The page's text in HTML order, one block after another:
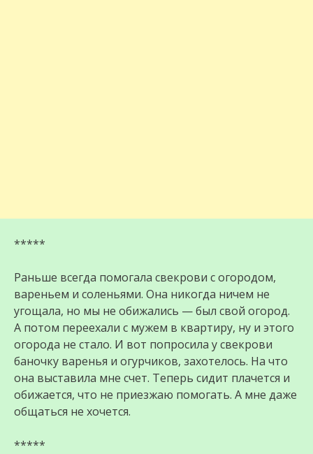
*****
Раньше всегда помогала свекрови с огородом,
вареньем и соленьями. Она никогда ничем не
угощала, но мы не обижались — был свой огород.
А потом переехали с мужем в квартиру, ну и этого
огорода не стало. И вот попросила у свекрови
баночку варенья и огурчиков, захотелось. На что
она выставила мне счет. Теперь сидит плачется и
обижается, что не приезжаю помогать. А мне даже
общаться не хочется.
*****